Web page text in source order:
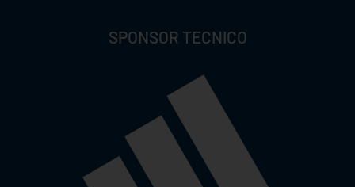
SPONSOR TECNICO